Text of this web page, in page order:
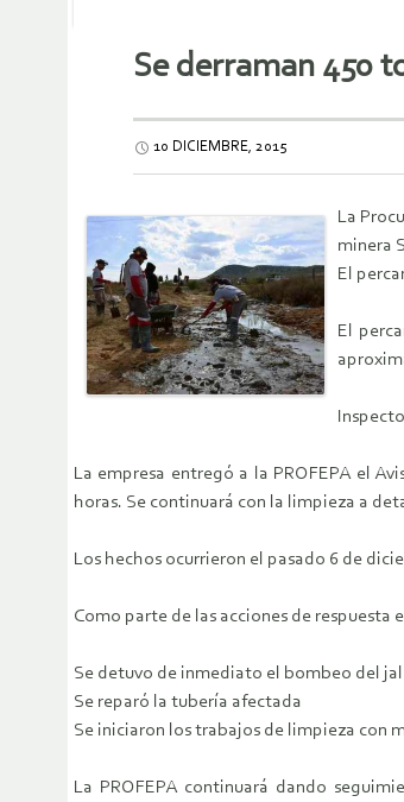
Se derraman 450
10 DICIEMBRE, 2015
La
minera
El
El
La empresa entregó a la PROFEPA el
horas. Se continuará con la limpieza a
Los hechos ocurrieron el pasado 6 de
Como parte de las acciones de respuesta
Se detuvo de inmediato el bombeo del
Se reparó la tubería afectada
Se iniciaron los trabajos de limpieza con
La PROFEPA continuará dando